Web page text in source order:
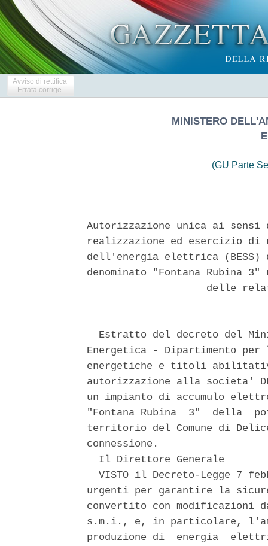
Avviso di rettifica
Errata corrige
MINISTERO
(GU Parte
Autorizzazione unica ai
realizzazione ed esercizio di
dell'energia elettrica
denominato "Fontana Rubina
delle
Estratto del decreto del
Energetica - Dipartimento
energetiche e titoli
autorizzazione alla societa'
un impianto di accumulo
"Fontana Rubina  3"  della
territorio del Comune di
connessione.
  Il Direttore Generale
VISTO il Decreto-Legge 7
urgenti per garantire la
convertito con modificazioni
s.m.i., e, in particolare,
produzione di  energia